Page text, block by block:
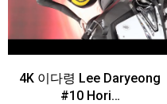
4K 이다령 Lee Daryeong
#10 Hori…